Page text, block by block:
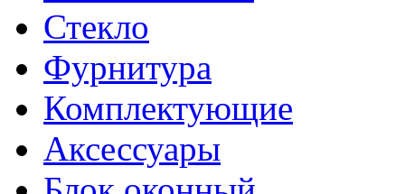
Стекло
Фурнитура
Комплектующие
Аксессуары